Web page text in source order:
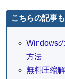
こちらの記事
Windows
方法
無料圧縮